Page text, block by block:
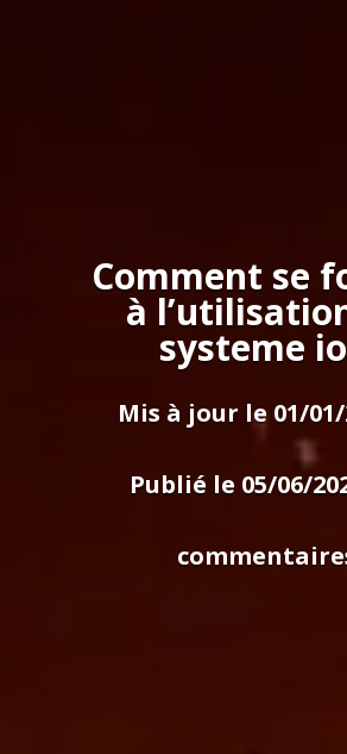
Comment se
à
systeme
Mis à jour le 01/01/
Publié le 05/06/